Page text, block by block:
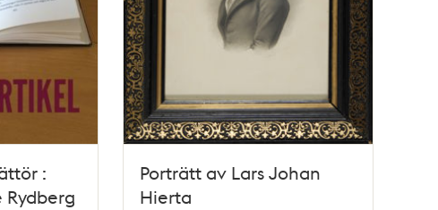
:
Rydberg
Porträtt av Lars Johan
Hierta